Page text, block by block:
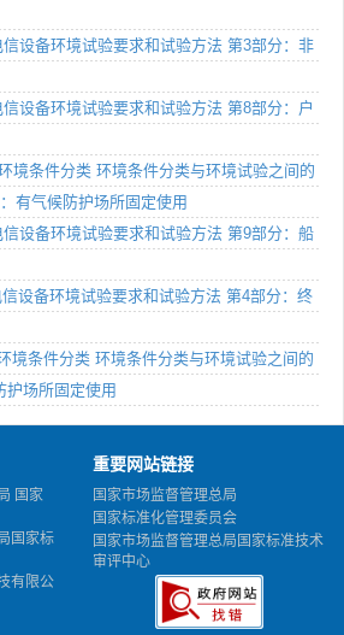
设备环境试验要求和试验方法 第3部分：非
设备环境试验要求和试验方法 第8部分：户
境条件分类 环境条件分类与环境试验之间的
有气候防护场所固定使用
设备环境试验要求和试验方法 第9部分：船
设备环境试验要求和试验方法 第4部分：终
境条件分类 环境条件分类与环境试验之间的
护场所固定使用
国家
国家标
有限公
重要网站链接
国家市场监督管理总局
国家标准化管理委员会
国家市场监督管理总局国家标准技术
审评中心